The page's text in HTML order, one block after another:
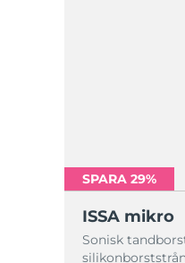
SPARA 29%
ISSA mikro
Sonisk